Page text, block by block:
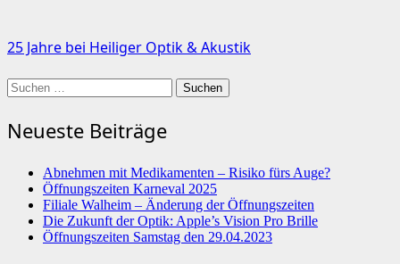
25 Jahre bei Heiliger Optik & Akustik
Suchen
nach:
Neueste Beiträge
Abnehmen mit Medikamenten – Risiko fürs Auge?
Öffnungszeiten Karneval 2025
Filiale Walheim – Änderung der Öffnungszeiten
Die Zukunft der Optik: Apple’s Vision Pro Brille
Öffnungszeiten Samstag den 29.04.2023